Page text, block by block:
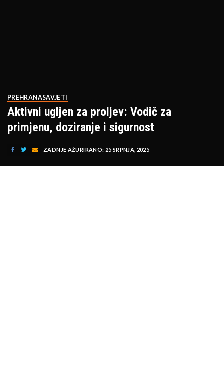
PREHRANASAVJETI
Aktivni ugljen za proljev: Vodič za
primjenu, doziranje i sigurnost
ZADNJE AŽURIRANO: 25 SRPNJA, 2025